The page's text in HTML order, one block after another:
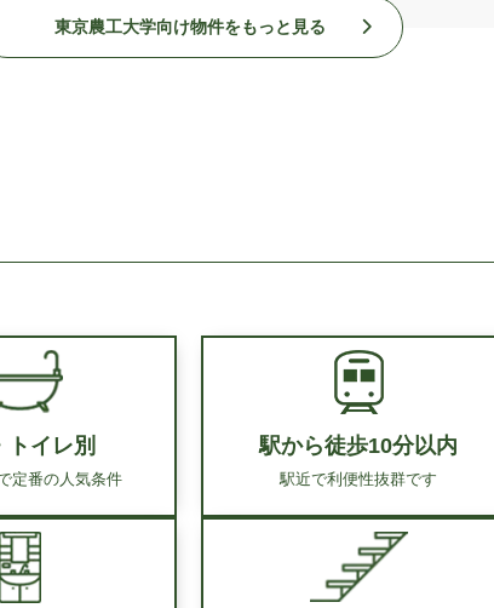
東京農工大学向け物件をもっと見る
トイレ別
定番の人気条件
駅から徒歩10分以内
駅近で利便性抜群です